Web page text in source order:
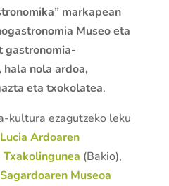
markapean
Museo eta
gastronomia-
nola ardoa,
eta txokolatea.
kultura ezagutzeko leku
Ardoaren
Txakolingunea (Bakio),
Museoa